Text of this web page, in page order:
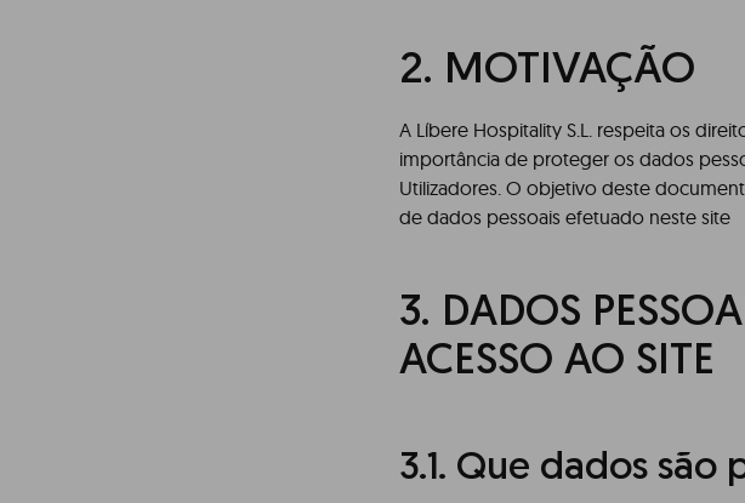
2. MOTIVAÇÃO
A Líbere Hospitality S.L. respeita os
importância de proteger os dados
Utilizadores. O objetivo deste
de dados pessoais efetuado neste site
3. DADOS
ACESSO AO SITE
3.1. Que dados são